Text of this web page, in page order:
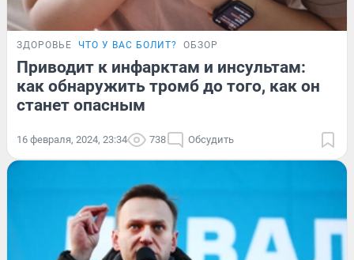
ЗДОРОВЬЕ ЧТО У ВАС БОЛИТ? ОБЗОР
Приводит к инфарктам и инсультам:
как обнаружить тромб до того, как он
станет опасным
16 февраля, 2024, 23:34 738 Обсудить